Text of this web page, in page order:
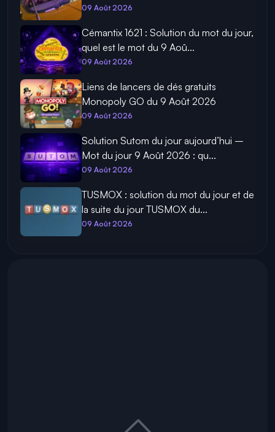
09 Août 2026
Cémantix 1621 : Solution du mot du jour,
quel est le mot du 9 Aoû...
09 Août 2026
Liens de lancers de dés gratuits
Monopoly GO du 9 Août 2026
09 Août 2026
Solution Sutom du jour aujourd’hui –
Mot du jour 9 Août 2026 : qu...
09 Août 2026
TUSMOX : solution du mot du jour et de
la suite du jour TUSMOX du...
09 Août 2026